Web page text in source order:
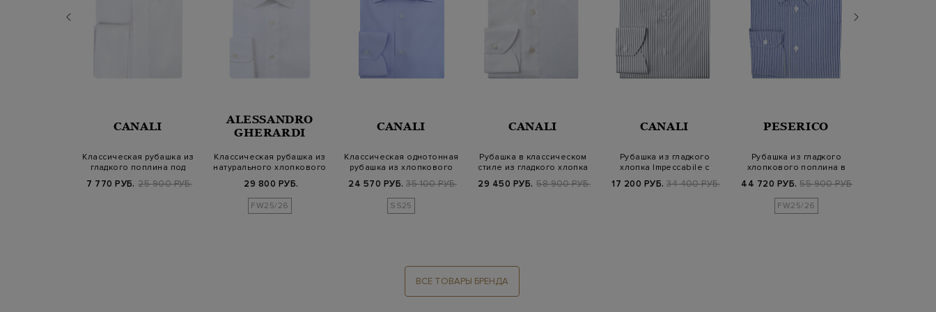
CANALI
Классическая рубашка из
гладкого поплина под
7 770 РУБ. 25 900 РУБ.
ALESSANDRO
GHERARDI
Классическая рубашка из
натурального хлопкового
29 800 РУБ.
FW25/26
CANALI
Классическая однотонная
рубашка из хлопкового
24 570 РУБ. 35 100 РУБ.
SS25
CANALI
Рубашка в классическом
стиле из гладкого хлопка
29 450 РУБ. 58 900 РУБ.
CANALI
Рубашка из гладкого
хлопка Impeccabile с
17 200 РУБ. 34 400 РУБ.
PESERICO
Рубашка из гладкого
хлопкового поплина в
44 720 РУБ. 55 900 РУБ.
FW25/26
ВСЕ ТОВАРЫ БРЕНДА